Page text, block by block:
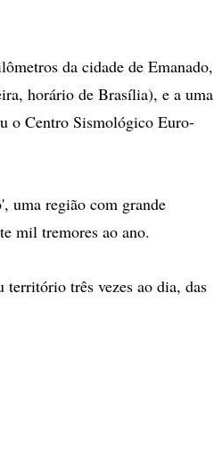
da cidade de Emanado,
horário de Brasília), e a uma
o Centro Sismológico Euro-
uma região com grande
mil tremores ao ano.
território três vezes ao dia, das